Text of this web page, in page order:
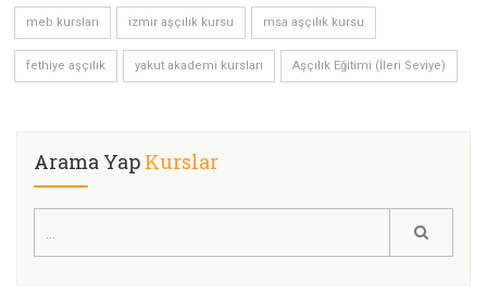
meb kursları izmir aşçılık kursu msa aşçılık kursu
fethiye aşçılık yakut akademi kursları Aşçılık Eğitimi (İleri Seviye)
Arama Yap Kurslar